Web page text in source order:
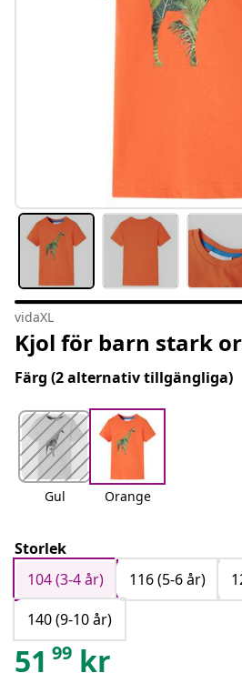
vidaXL
Kjol för barn stark
Färg (2 alternativ tillgängliga)
Gul Orange
Storlek
104 (3-4 år)
116 (5-6 år)
140 (9-10 år)
51 99 kr